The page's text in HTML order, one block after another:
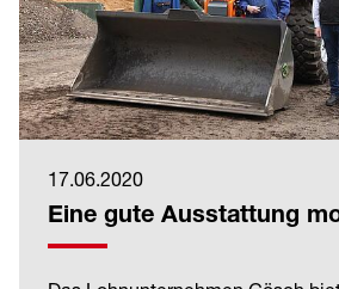
17.06.2020
Eine gute Ausstattung